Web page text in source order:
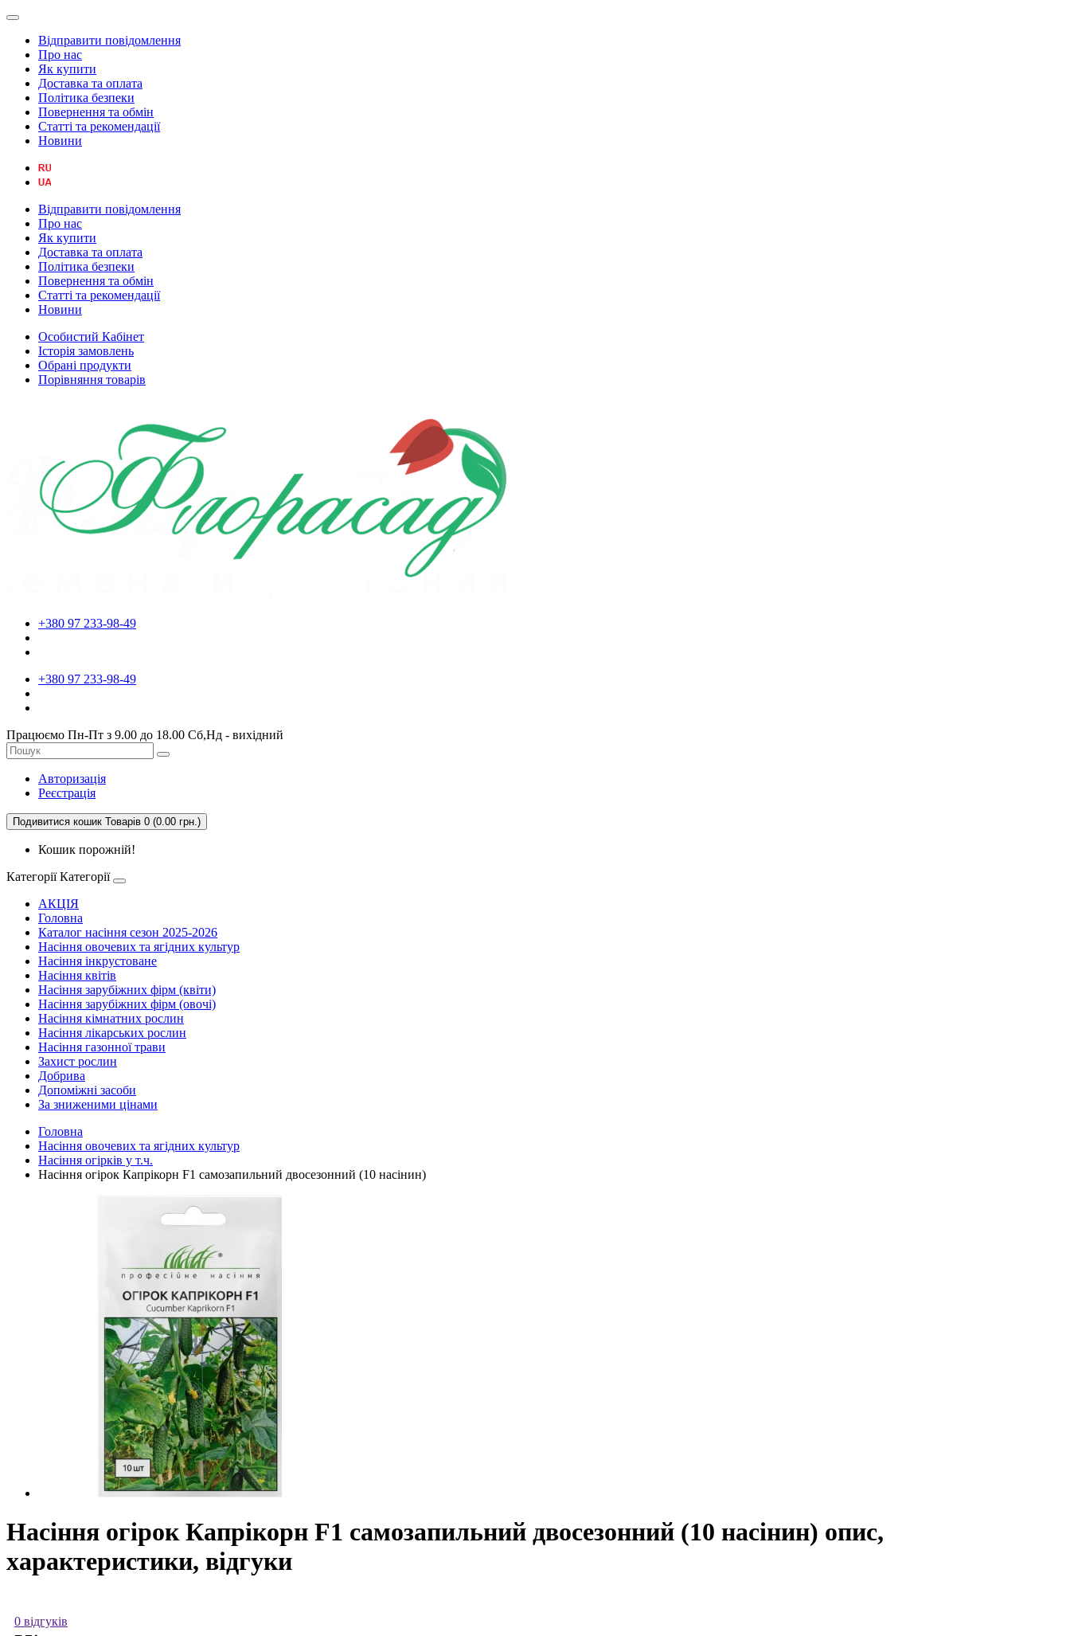
Відправити повідомлення
Про нас
Як купити
Доставка та оплата
Політика безпеки
Повернення та обмін
Статті та рекомендації
Новини
Відправити повідомлення
Про нас
Як купити
Доставка та оплата
Політика безпеки
Повернення та обмін
Статті та рекомендації
Новини
Особистий Кабінет
Історія замовлень
Обрані продукти
Порівняння товарів
+380 97 233-98-49
+380 97 233-98-49
Працюємо Пн-Пт з 9.00 до 18.00 Сб,Нд - вихідний
Авторизація
Реєстрація
Подивитися кошик Товарів 0 (0.00 грн.)
Кошик порожній!
Категорії Категорії
АКЦІЯ
Головна
Каталог насіння сезон 2025-2026
Насіння овочевих та ягідних культур
Насіння інкрустоване
Насіння квітів
Насіння зарубіжних фірм (квіти)
Насіння зарубіжних фірм (овочі)
Насіння кімнатних рослин
Насіння лікарських рослин
Насіння газонної трави
Захист рослин
Добрива
Допоміжні засоби
За зниженими цінами
Головна
Насіння овочевих та ягідних культур
Насіння огірків у т.ч.
Насіння огірок Капрікорн F1 самозапильний двосезонний (10 насінин)
Насіння огірок Капрікорн F1 самозапильний двосезонний (10 насінин) опис,
характеристики, відгуки
0 відгуків